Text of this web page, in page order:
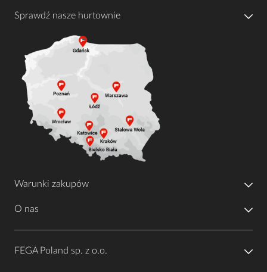
Sprawdź nasze hurtownie
Warunki zakupów
O nas
FEGA Poland sp. z o.o.